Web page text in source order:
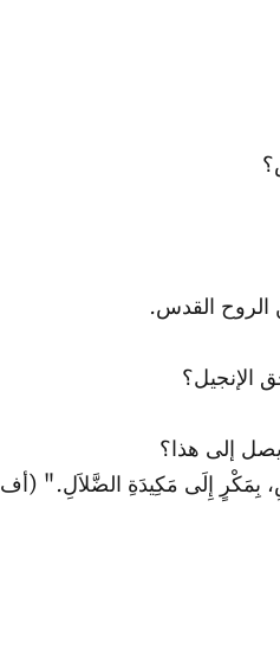
الروح القدس.
الإنجيل؟
إلى هذا؟
إِلَى مَكِيدَةِ الضَّلاَلِ." (أف 4: 14).